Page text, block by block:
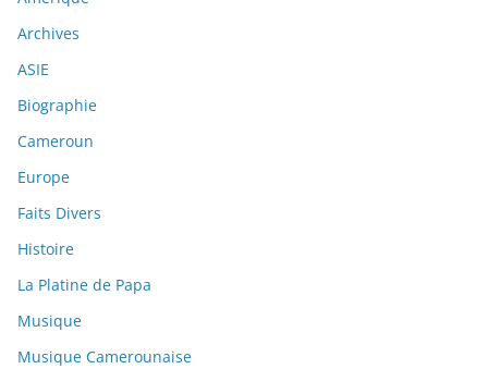
Archives
ASIE
Biographie
Cameroun
Europe
Faits Divers
Histoire
La Platine de Papa
Musique
Musique Camerounaise